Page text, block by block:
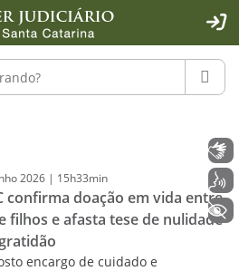
- Rybená
- Poder
2026 | 15h33min
confirma doação em vida entre
filhos e afasta tese de nulidade
encargo de cuidado e
+ Acessibilidade